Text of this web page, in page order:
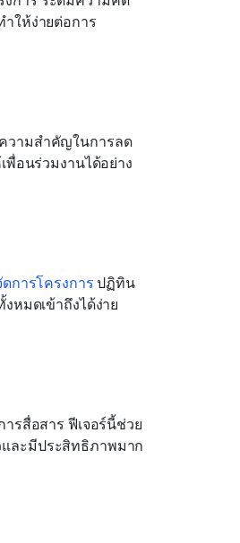
ให้ง่ายต่อการ
วามสำคัญในการลด
อนร่วมงานได้อย่าง
การโครงการ ปฏิทิน
หมดเข้าถึงได้ง่าย
รสื่อสาร ฟีเจอร์นี้ช่วย
ละมีประสิทธิภาพมาก